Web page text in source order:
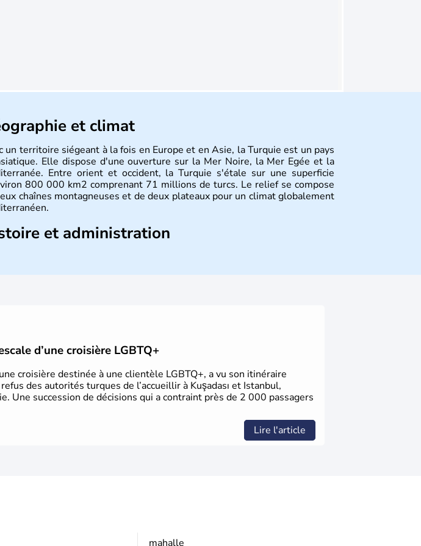
et climat
un territoire siégeant à la fois en Europe et en Asie, la Turquie est un pays
Elle dispose d'une ouverture sur la Mer Noire, la Mer Egée et la
Entre orient et occident, la Turquie s'étale sur une superficie
800 000 km2 comprenant 71 millions de turcs. Le relief se compose
chaînes montagneuses et de deux plateaux pour un climat globalement
et administration
d’une croisière LGBTQ+
croisière destinée à une clientèle LGBTQ+, a vu son itinéraire
des autorités turques de l’accueillir à Kuşadası et Istanbul,
Une succession de décisions qui a contraint près de 2 000 passagers
Lire l'article
mahalle